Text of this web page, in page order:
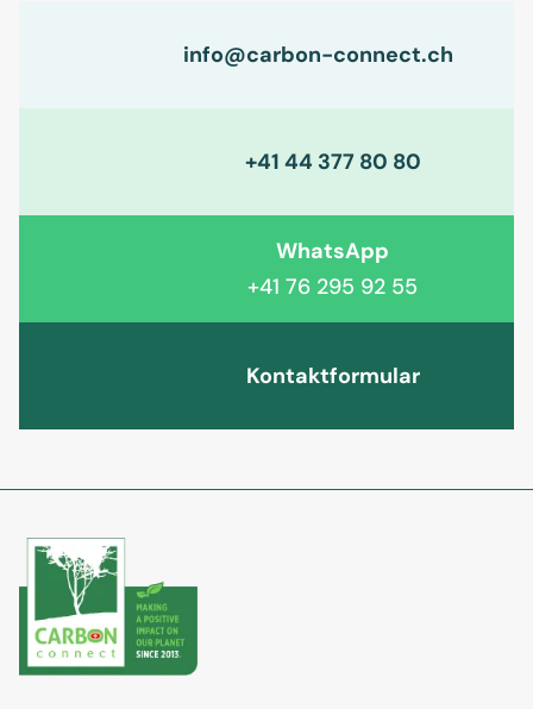
info@carbon-connect.ch
+41 44 377 80 80
WhatsApp
+41 76 295 92 55
Kontaktformular